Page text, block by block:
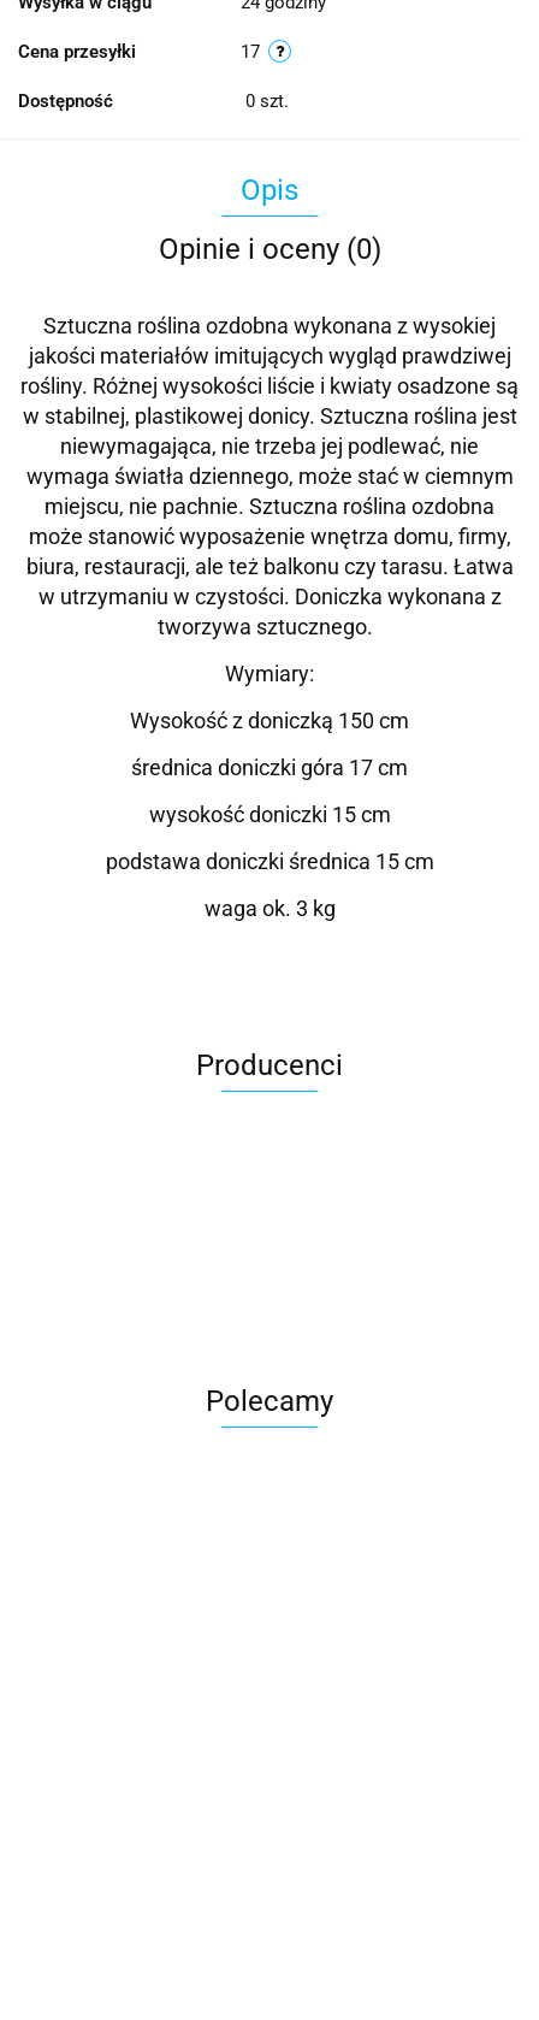
Cena przesyłki 17
Dostępność 0 szt.
Opis
Opinie i oceny (0)
Sztuczna roślina ozdobna wykonana z wysokiej
jakości materiałów imitujących wygląd prawdziwej
rośliny. Różnej wysokości liście i kwiaty osadzone są
w stabilnej, plastikowej donicy. Sztuczna roślina jest
niewymagająca, nie trzeba jej podlewać, nie
wymaga światła dziennego, może stać w ciemnym
miejscu, nie pachnie. Sztuczna roślina ozdobna
może stanowić wyposażenie wnętrza domu, firmy,
biura, restauracji, ale też balkonu czy tarasu. Łatwa
w utrzymaniu w czystości. Doniczka wykonana z
tworzywa sztucznego.
Wymiary:
Wysokość z doniczką 150 cm
średnica doniczki góra 17 cm
wysokość doniczki 15 cm
podstawa doniczki średnica 15 cm
waga ok. 3 kg
Producenci
Polecamy